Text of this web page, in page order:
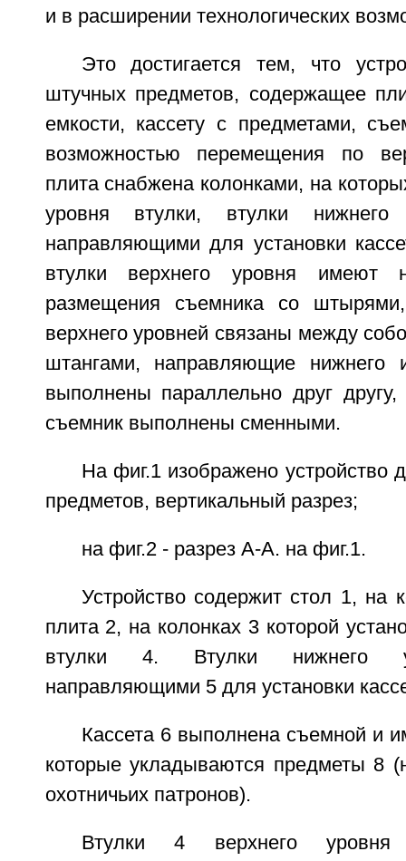
и в расширении технологических
Это достигается тем, что
штучных предметов, содержащее
емкости, кассету с предметами,
возможностью перемещения по
плита снабжена колонками, на
уровня втулки, втулки
направляющими для установки
втулки верхнего уровня имеют
размещения съемника со
верхнего уровней связаны между
штангами, направляющие нижнего
выполнены параллельно друг
съемник выполнены сменными.
На фиг.1 изображено устройство
предметов, вертикальный разрез;
на фиг.2 - разрез А-А. на фиг.1.
Устройство содержит стол 1, на
плита 2, на колонках 3 которой
втулки 4. Втулки нижнего
направляющими 5 для установки
Кассета 6 выполнена съемной и
которые укладываются предметы 8
охотничьих патронов).
Втулки 4 верхнего